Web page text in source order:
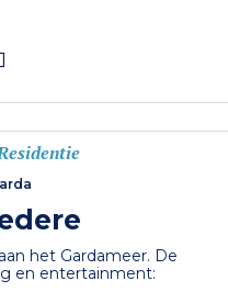
het Gardameer. De
en entertainment: